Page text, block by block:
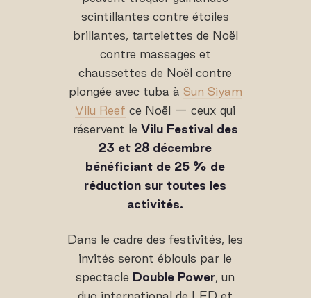
scintillantes contre étoiles
brillantes, tartelettes de Noël
contre massages et
chaussettes de Noël contre
plongée avec tuba à Sun Siyam
Vilu Reef ce Noël — ceux qui
réservent le Vilu Festival des
23 et 28 décembre
bénéficiant de 25 % de
réduction sur toutes les
activités.
Dans le cadre des festivités, les
invités seront éblouis par le
spectacle Double Power, un